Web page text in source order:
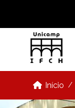
Início